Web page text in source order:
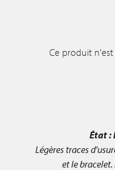
Ce produit
État :
Légères traces
et le